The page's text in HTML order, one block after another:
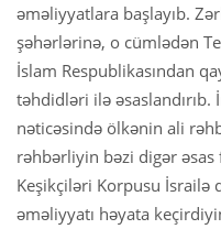
əməliyyatlara başlayıb.
şəhərlərinə, o cümlədən
İslam Respublikasından
təhdidləri ilə
nəticəsində ölkənin ali
rəhbərliyin bəzi digər
Keşikçiləri Korpusu İsrailə
əməliyyatı həyata